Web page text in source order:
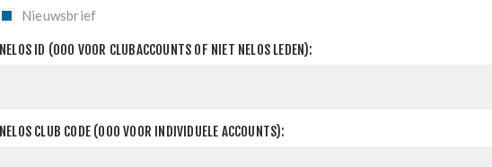
Nieuwsbrief
NELOS ID (000 VOOR CLUBACCOUNTS OF NIET NELOS LEDEN):
NELOS CLUB CODE (000 VOOR INDIVIDUELE ACCOUNTS):